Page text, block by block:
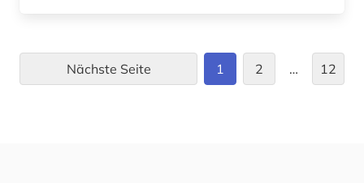
wörterbuch (1)
wörterbuch &lt (2)
Nächste Seite 1 2 … 12